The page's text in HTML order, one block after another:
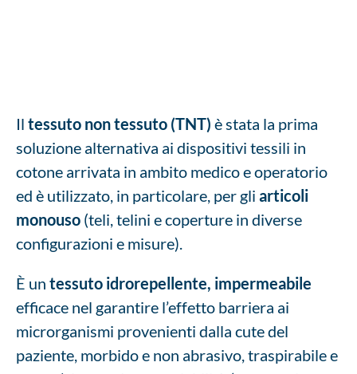
Il tessuto non tessuto (TNT) è stata la prima
soluzione alternativa ai dispositivi tessili in
cotone arrivata in ambito medico e operatorio
ed è utilizzato, in particolare, per gli articoli
monouso (teli, telini e coperture in diverse
configurazioni e misure).
È un tessuto idrorepellente, impermeabile
efficace nel garantire l’effetto barriera ai
microrganismi provenienti dalla cute del
paziente, morbido e non abrasivo, traspirabile e